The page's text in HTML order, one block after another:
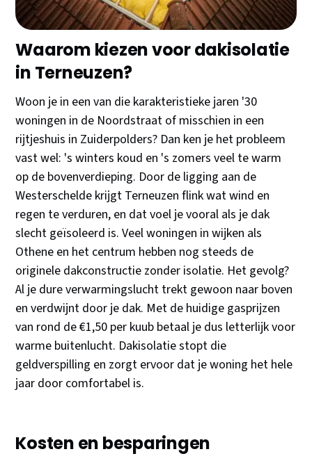
Waarom kiezen voor dakisolatie
in Terneuzen?
Woon je in een van die karakteristieke jaren '30
woningen in de Noordstraat of misschien in een
rijtjeshuis in Zuiderpolders? Dan ken je het probleem
vast wel: 's winters koud en 's zomers veel te warm
op de bovenverdieping. Door de ligging aan de
Westerschelde krijgt Terneuzen flink wat wind en
regen te verduren, en dat voel je vooral als je dak
slecht geïsoleerd is. Veel woningen in wijken als
Othene en het centrum hebben nog steeds de
originele dakconstructie zonder isolatie. Het gevolg?
Al je dure verwarmingslucht trekt gewoon naar boven
en verdwijnt door je dak. Met de huidige gasprijzen
van rond de €1,50 per kuub betaal je dus letterlijk voor
warme buitenlucht. Dakisolatie stopt die
geldverspilling en zorgt ervoor dat je woning het hele
jaar door comfortabel is.
Kosten en besparingen